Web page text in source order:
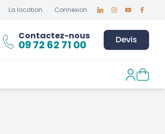
La location Connexion LinkedinInstagram
Youtube
Contactez-nous
09 72 62 71 00 Devis